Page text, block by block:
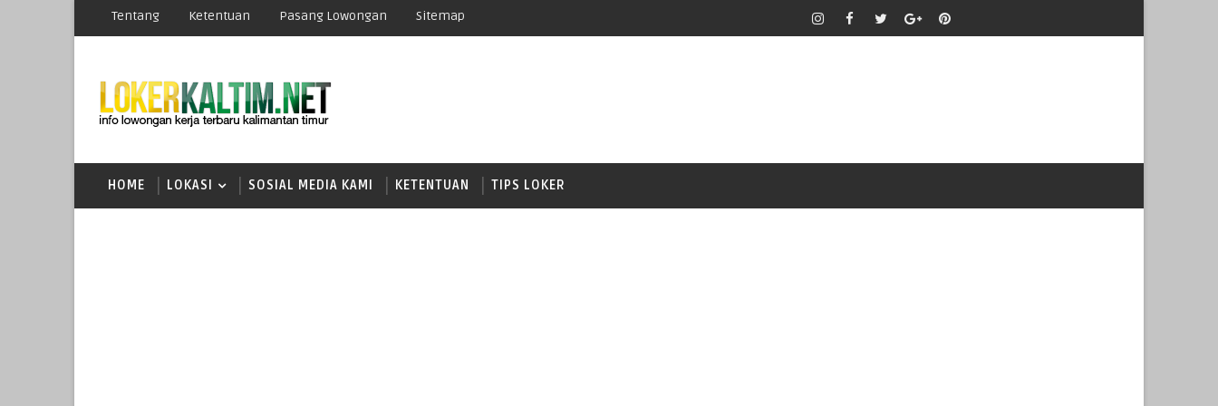
Tentang Ketentuan Pasang Lowongan Sitemap
HOME LOKASI SOSIAL MEDIA KAMI KETENTUAN TIPS LOKER